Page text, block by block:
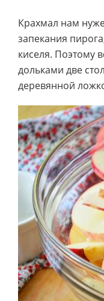
Крахмал нам
запекания
киселя. Поэтому
дольками две
деревянной